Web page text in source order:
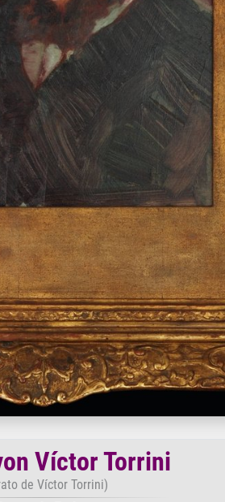
Víctor Torrini
de Víctor Torrini)